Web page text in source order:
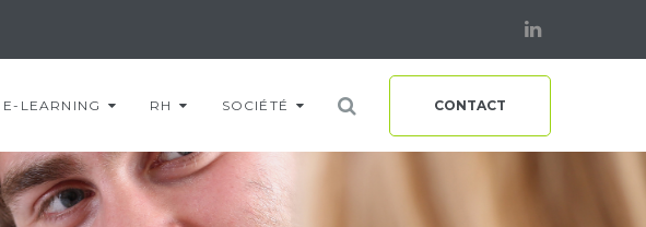
Linkedin
E-LEARNING RH SOCIÉTÉ CONTACT